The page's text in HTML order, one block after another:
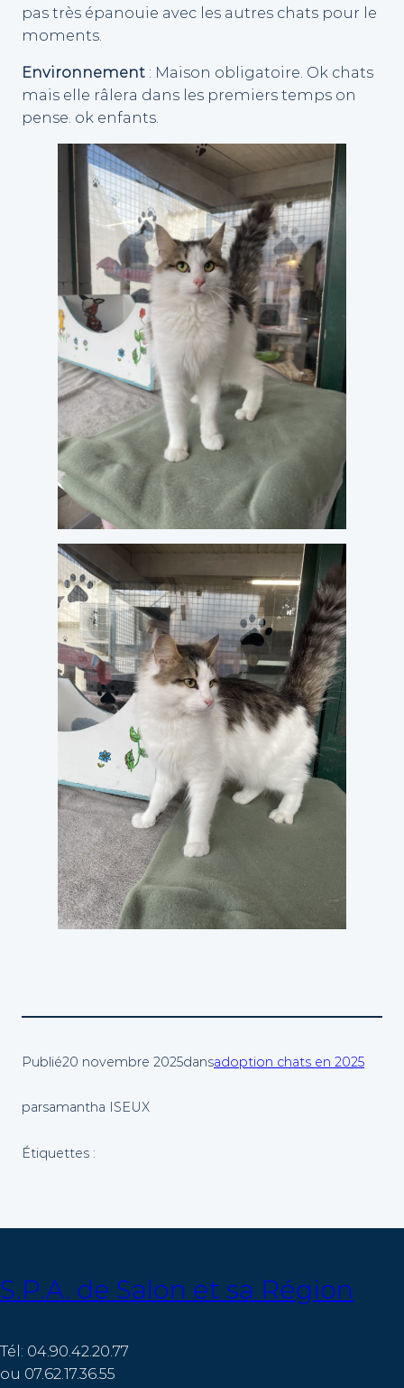
pas très épanouie avec les autres chats pour le
moments.
Environnement : Maison obligatoire. Ok chats
mais elle râlera dans les premiers temps on
pense. ok enfants.
Publié20 novembre 2025dansadoption chats en 2025
parsamantha ISEUX
Étiquettes :
S.P.A. de Salon et sa Région
Tél: 04.90.42.20.77
ou 07.62.17.36.55